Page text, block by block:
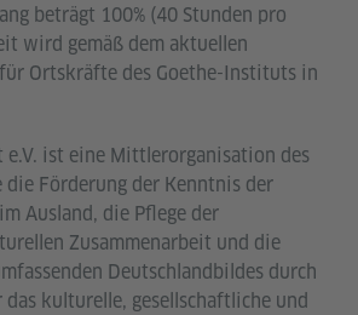
beträgt 100% (40 Stunden pro
wird gemäß dem aktuellen
Ortskräfte des Goethe-Instituts in
e.V. ist eine Mittlerorganisation des
die Förderung der Kenntnis der
Ausland, die Pflege der
Zusammenarbeit und die
Deutschlandbildes durch
kulturelle, gesellschaftliche und